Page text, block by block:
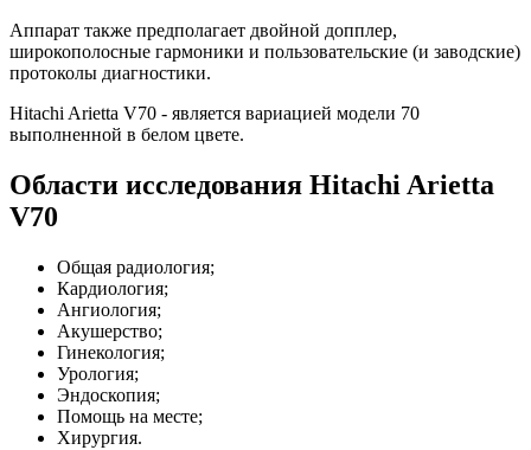
Аппарат также предполагает двойной допплер,
широкополосные гармоники и пользовательские (и заводские)
протоколы диагностики.
Hitachi Arietta V70 - является вариацией модели 70
выполненной в белом цвете.
Области исследования Hitachi Arietta
V70
Общая радиология;
Кардиология;
Ангиология;
Акушерство;
Гинекология;
Урология;
Эндоскопия;
Помощь на месте;
Хирургия.